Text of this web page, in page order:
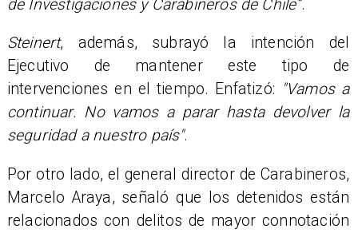
de Investigaciones y Carabineros de Chile”.
Steinert, además, subrayó la intención del
Ejecutivo de mantener este tipo de
intervenciones en el tiempo. Enfatizó: "Vamos a
continuar. No vamos a parar hasta devolver la
seguridad a nuestro país".
Por otro lado, el general director de Carabineros,
Marcelo Araya, señaló que los detenidos están
relacionados con delitos de mayor connotación